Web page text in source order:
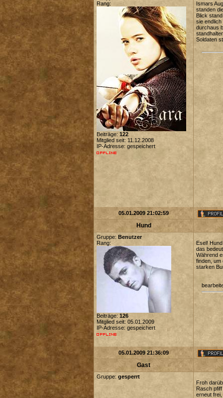
Rang:
Beiträge: 122
Mitglied seit: 11.12.2008
IP-Adresse: gespeichert
Ismars
standen
Blick
sie
durchaus
Soldaten
05.01.2009 21:02:59
Hund
Gruppe: Benutzer
Rang:
Beiträge: 126
Mitglied seit: 05.01.2009
IP-Adresse: gespeichert
Esel!
das
Während
finden, um
starken
05.01.2009 21:36:09
Gast
Gruppe: gesperrt
Froh
Rasch
erneut